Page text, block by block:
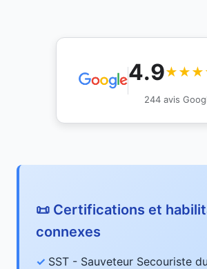
4.9
244 avis
📜 Certifications et
connexes
SST - Sauveteur Secouriste